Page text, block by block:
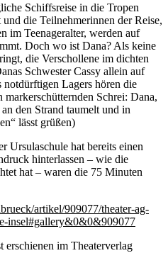
Schiffsreise in die Tropen
die Teilnehmerinnen der Reise,
im Teenageralter, werden auf
Doch wo ist Dana? Als keine
die Verschollene im dichten
Schwester Cassy allein auf
Lagers hören die
Schrei: Dana,
den Strand taumelt und in
lässt grüßen)
Ursulaschule hat bereits einen
hinterlassen – wie die
hat – waren die 75 Minuten
artikel/909077/theater-ag-
insel#gallery&0&0&909077
erschienen im Theaterverlag